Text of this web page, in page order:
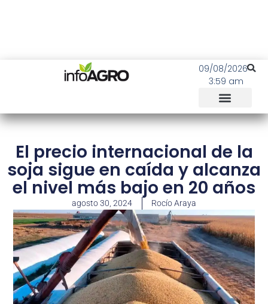
09/08/2026
3:59 am
El precio internacional de la
soja sigue en caída y alcanza
el nivel más bajo en 20 años
agosto 30, 2024 Rocío Araya